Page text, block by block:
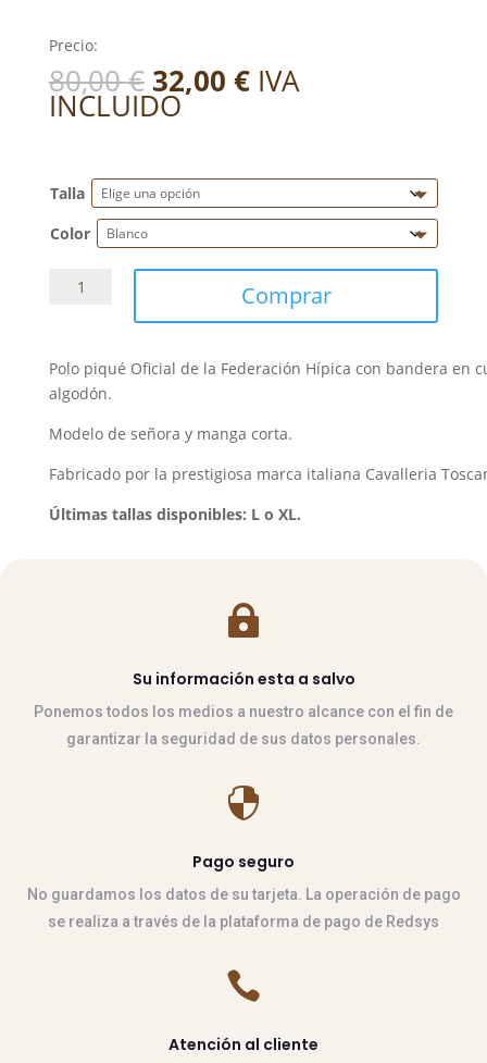
Precio:
80,00€ El
precio
original
80,00 €.
32,00 €El
precio
32,00 €.
IVA
INCLUIDO
Talla
Color
manga
corta
cantidad
Comprar
Polo piqué Oficial de la Federación Hípica con bandera en
algodón.
Modelo de señora y manga corta.
Fabricado por la prestigiosa marca italiana Cavalleria
Últimas tallas disponibles: L o XL.

Su información esta a salvo
Ponemos todos los medios a nuestro alcance con el fin de
garantizar la seguridad de sus datos personales.

Pago seguro
No guardamos los datos de su tarjeta. La operación de pago
se realiza a través de la plataforma de pago de Redsys

Atención al cliente